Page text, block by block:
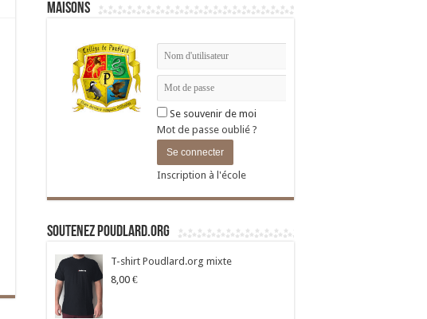
Maisons
Se souvenir de moi
Mot de passe oublié ?
Inscription à l'école
Soutenez Poudlard.org
T-shirt Poudlard.org mixte
8,00 €